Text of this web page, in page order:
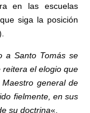
en las escuelas
siga la posición
a Santo Tomás se
el elogio que
general de
fielmente, en sus
su doctrina«.